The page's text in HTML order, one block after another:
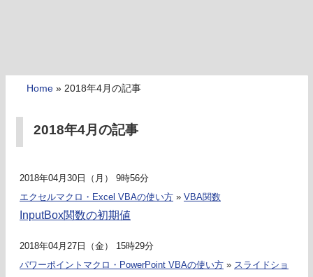
Home » 2018年4月の記事
2018年4月の記事
2018年04月30日（月） 9時56分
エクセルマクロ・Excel VBAの使い方 » VBA関数
InputBox関数の初期値
2018年04月27日（金） 15時29分
パワーポイントマクロ・PowerPoint VBAの使い方 » スライドショ